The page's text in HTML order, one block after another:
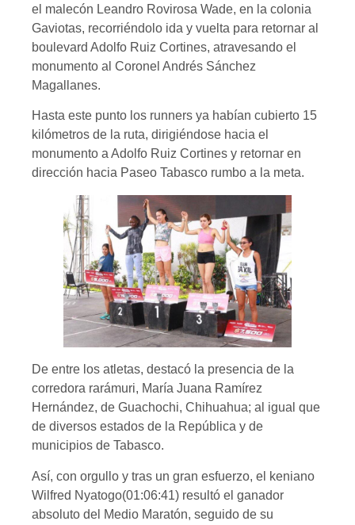
el malecón Leandro Rovirosa Wade, en la colonia
Gaviotas, recorriéndolo ida y vuelta para retornar al
boulevard Adolfo Ruiz Cortines, atravesando el
monumento al Coronel Andrés Sánchez
Magallanes.
Hasta este punto los runners ya habían cubierto 15
kilómetros de la ruta, dirigiéndose hacia el
monumento a Adolfo Ruiz Cortines y retornar en
dirección hacia Paseo Tabasco rumbo a la meta.
De entre los atletas, destacó la presencia de la
corredora rarámuri, María Juana Ramírez
Hernández, de Guachochi, Chihuahua; al igual que
de diversos estados de la República y de
municipios de Tabasco.
Así, con orgullo y tras un gran esfuerzo, el keniano
Wilfred Nyatogo(01:06:41) resultó el ganador
absoluto del Medio Maratón, seguido de su